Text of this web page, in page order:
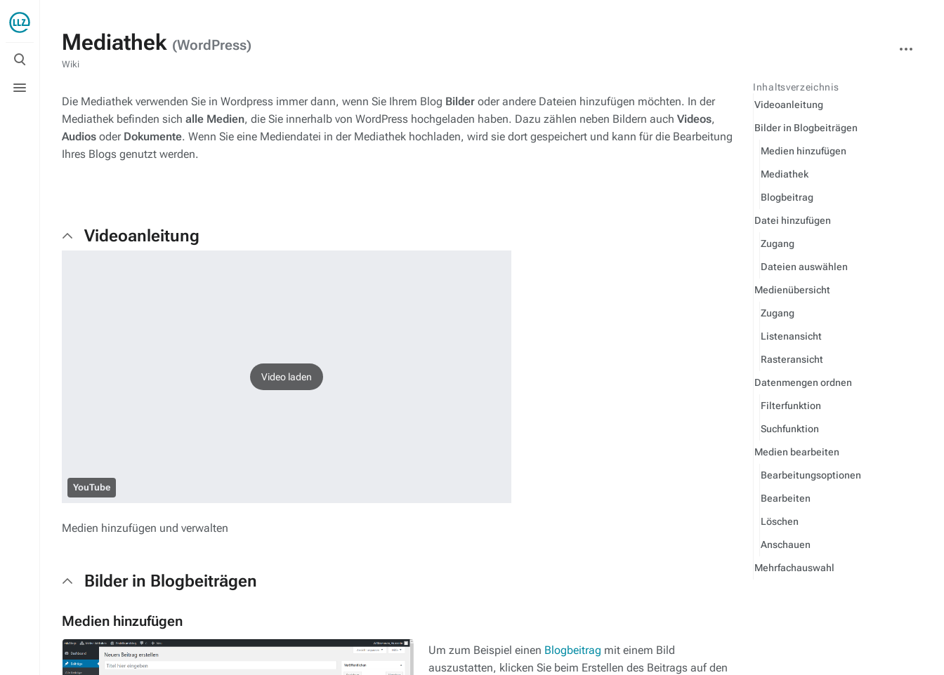
Suche
umschalten
umschalten
Mediathek (WordPress)
Wiki
Aktionen
Die Mediathek verwenden Sie in Wordpress immer dann, wenn Sie Ihrem Blog Bilder oder andere Dateien hinzufügen möchten. In der
Mediathek befinden sich alle Medien, die Sie innerhalb von WordPress hochgeladen haben. Dazu zählen neben Bildern auch Videos,
Audios oder Dokumente. Wenn Sie eine Mediendatei in der Mediathek hochladen, wird sie dort gespeichert und kann für die Bearbeitung
Ihres Blogs genutzt werden.
Videoanleitung
Video laden
YouTube
Medien hinzufügen und verwalten
Bilder in Blogbeiträgen
Medien hinzufügen
Um zum Beispiel einen Blogbeitrag mit einem Bild
auszustatten, klicken Sie beim Erstellen des Beitrags auf den
Inhaltsverzeichnis
Videoanleitung
Bilder in Blogbeiträgen
Medien hinzufügen
Mediathek
Blogbeitrag
Datei hinzufügen
Zugang
Dateien auswählen
Medienübersicht
Zugang
Listenansicht
Rasteransicht
Datenmengen ordnen
Filterfunktion
Suchfunktion
Medien bearbeiten
Bearbeitungsoptionen
Bearbeiten
Löschen
Anschauen
Mehrfachauswahl